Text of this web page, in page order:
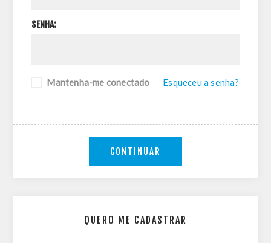
QUERO ME CADASTRAR
SENHA:
Mantenha-me conectado Esqueceu a senha?
CONTINUAR